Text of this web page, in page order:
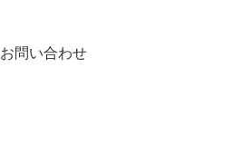
お問い合わせ